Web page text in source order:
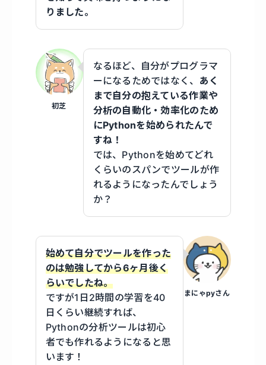
りました。
初芝
なるほど、自分がプログラマ
ーになるためではなく、 あく
まで自分の抱えている作業や
分析の自動化・効率化のため
にPythonを始められたんで
すね！
では、Pythonを始めてどれ
くらいのスパンでツールが作
れるようになったんでしょう
か？
まにゃpyさん
始めて自分でツールを作った
のは勉強してから6ヶ月後く
らいでしたね。
ですが1日2時間の学習を40
日くらい継続すれば、
Pythonの分析ツールは初心
者でも作れるようになると思
います！